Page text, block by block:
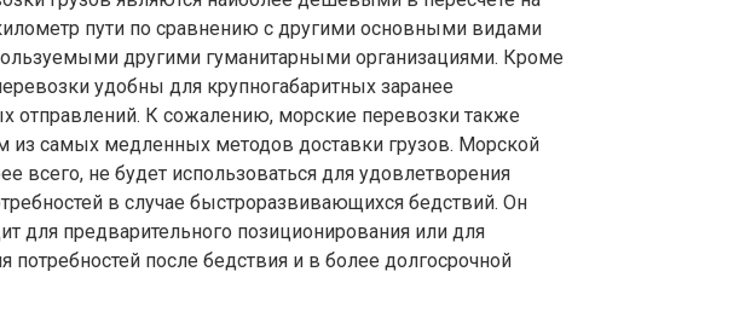
пути по сравнению с другими основными видами
другими гуманитарными организациями. Кроме
удобны для крупногабаритных заранее
отправлений. К сожалению, морские перевозки также
из самых медленных методов доставки грузов. Морской
всего, не будет использоваться для удовлетворения
в случае быстроразвивающихся бедствий. Он
для предварительного позиционирования или для
потребностей после бедствия и в более долгосрочной